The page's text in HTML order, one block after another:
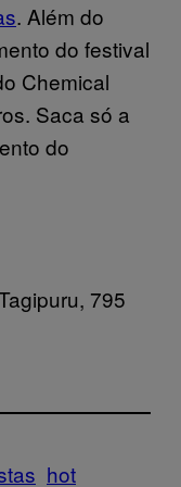
. Além do
do festival
Chemical
Saca só a
do
795
hot